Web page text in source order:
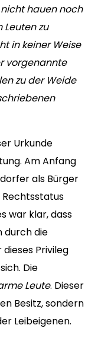
hauen noch
zu
in keiner Weise
vorgenannte
zu der Weide
Urkunde
Am Anfang
als Bürger
war klar, dass
durch die
Privileg
Die
Leute. Dieser
Besitz, sondern
Leibeigenen.